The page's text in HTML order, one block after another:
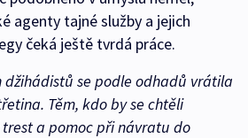
agenty tajné služby a jejich
čeká ještě tvrdá práce.
džihádistů se podle odhadů vrátila
Těm, kdo by se chtěli
trest a pomoc při návratu do